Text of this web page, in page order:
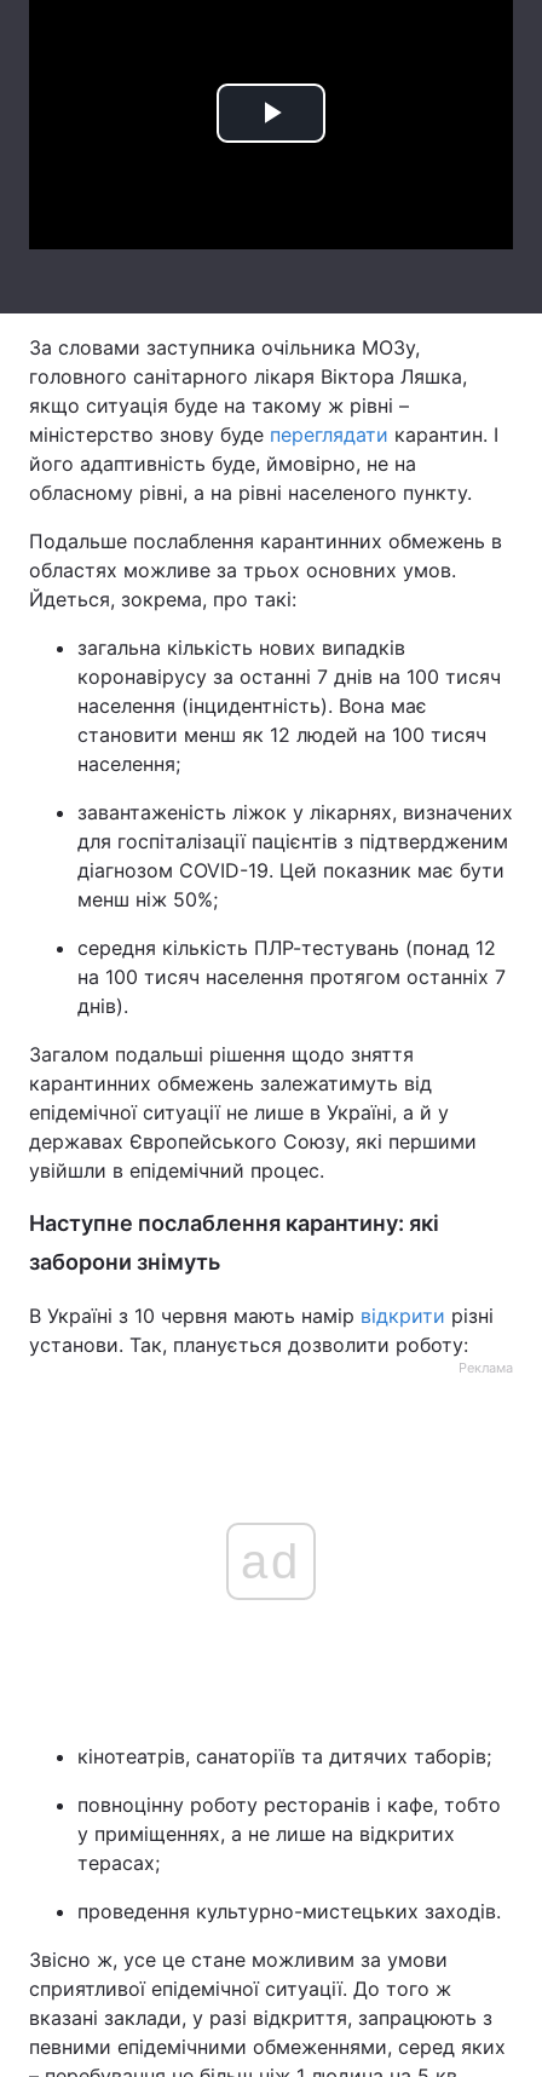
Тема оформлення
Play
За словами заступника очільника МОЗу,
головного санітарного лікаря Віктора Ляшка,
якщо ситуація буде на такому ж рівні –
міністерство знову буде переглядати карантин. І
його адаптивність буде, ймовірно, не на
обласному рівні, а на рівні населеного пункту.
Подальше послаблення карантинних обмежень в
областях можливе за трьох основних умов.
Йдеться, зокрема, про такі:
загальна кількість нових випадків
коронавірусу за останні 7 днів на 100 тисяч
населення (інцидентність). Вона має
становити менш як 12 людей на 100 тисяч
населення;
завантаженість ліжок у лікарнях, визначених
для госпіталізації пацієнтів з підтвердженим
діагнозом COVID-19. Цей показник має бути
менш ніж 50%;
середня кількість ПЛР-тестувань (понад 12
на 100 тисяч населення протягом останніх 7
днів).
Загалом подальші рішення щодо зняття
карантинних обмежень залежатимуть від
епідемічної ситуації не лише в Україні, а й у
державах Європейського Союзу, які першими
увійшли в епідемічний процес.
Наступне послаблення карантину: які
заборони знімуть
В Україні з 10 червня мають намір відкрити різні
установи. Так, планується дозволити роботу:
Реклама
ad
кінотеатрів, санаторіїв та дитячих таборів;
повноцінну роботу ресторанів і кафе, тобто
у приміщеннях, а не лише на відкритих
терасах;
проведення культурно-мистецьких заходів.
Звісно ж, усе це стане можливим за умови
сприятливої епідемічної ситуації. До того ж
вказані заклади, у разі відкриття, запрацюють з
певними епідемічними обмеженнями, серед яких